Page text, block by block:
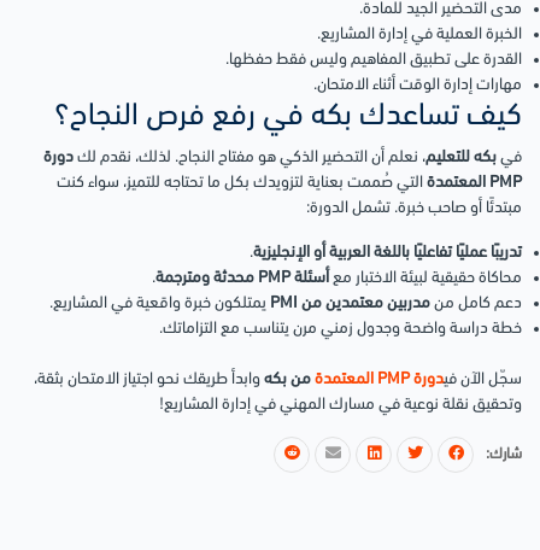
مدى التحضير الجيد للمادة.
الخبرة العملية في إدارة المشاريع.
القدرة على تطبيق المفاهيم وليس فقط حفظها.
مهارات إدارة الوقت أثناء الامتحان.
كيف تساعدك بكه في رفع فرص النجاح؟
في بكه للتعليم، نعلم أن التحضير الذكي هو مفتاح النجاح. لذلك، نقدم لك دورة
PMP المعتمدة
التي صُممت بعناية لتزويدك بكل ما تحتاجه للتميز، سواء كنت
مبتدئًا أو صاحب خبرة. تشمل الدورة:
تدريبًا عمليًا تفاعليًا باللغة العربية أو الإنجليزية.
محاكاة حقيقية لبيئة الاختبار مع أسئلة PMP محدثة ومترجمة
.
دعم كامل من مدربين معتمدين من PMI
يمتلكون خبرة واقعية في المشاريع.
خطة دراسة واضحة وجدول زمني مرن يتناسب مع التزاماتك.
سجّل الآن فيدورة PMP المعتمدة من بكه وابدأ طريقك نحو اجتياز الامتحان بثقة،
وتحقيق نقلة نوعية في مسارك المهني في إدارة المشاريع!
شارك: